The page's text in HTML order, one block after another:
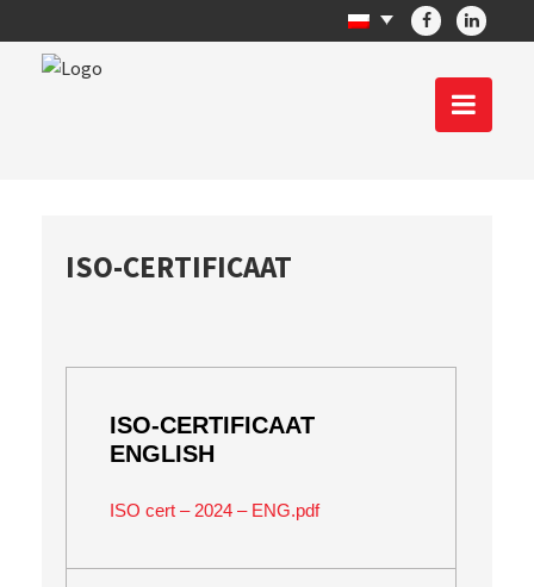
ISO-CERTIFICAAT
ISO-CERTIFICAAT
ENGLISH
ISO cert – 2024 – ENG.pdf